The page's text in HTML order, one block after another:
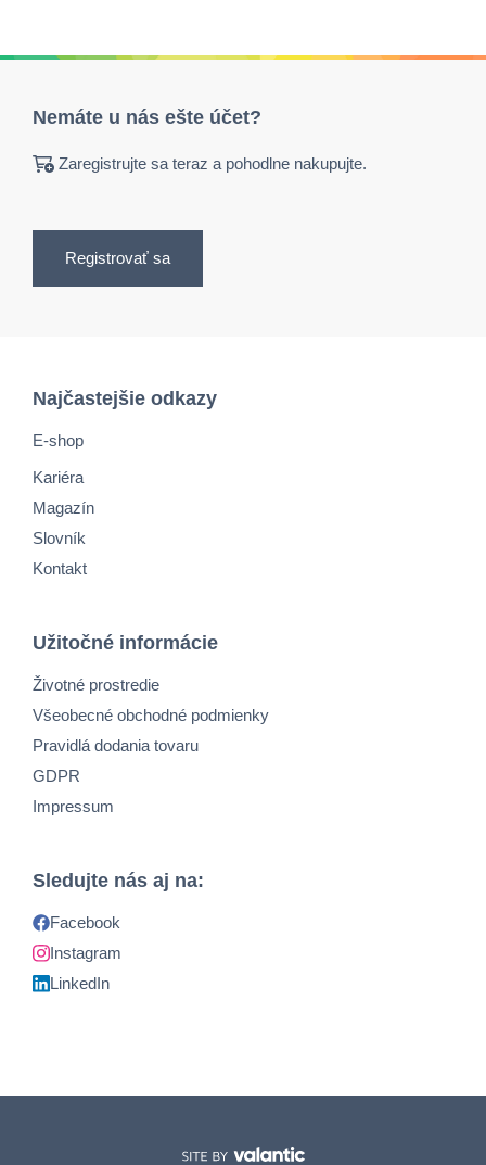
Nemáte u nás ešte účet?
Zaregistrujte sa teraz a pohodlne nakupujte.
Registrovať sa
Najčastejšie odkazy
E-shop
Kariéra
Magazín
Slovník
Kontakt
Užitočné informácie
Životné prostredie
Všeobecné obchodné podmienky
Pravidlá dodania tovaru
GDPR
Impressum
Sledujte nás aj na:
Facebook
Instagram
LinkedIn